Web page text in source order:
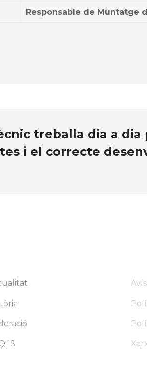
Responsable de Muntatge
treballa dia a
i el correcte